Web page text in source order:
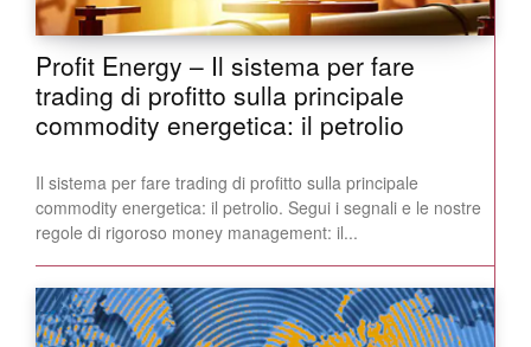
Profit Energy – Il sistema per fare
trading di profitto sulla principale
commodity energetica: il petrolio
Il sistema per fare trading di profitto sulla principale
commodity energetica: il petrolio. Segui i segnali e le nostre
regole di rigoroso money management: il...